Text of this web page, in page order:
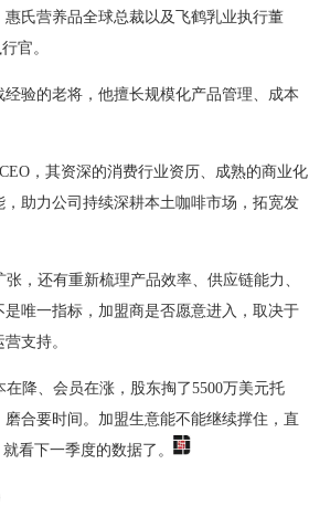
氏营养品全球总裁以及飞鹤乳业执行董
官。
验的老将，他擅长规模化产品管理、成本
，其资深的消费行业资历、成熟的商业化
助力公司持续深耕本土咖啡市场，拓宽发
，还有重新梳理产品效率、供应链能力、
唯一指标，加盟商是否愿意进入，取决于
支持。
降、会员在涨，股东掏了5500万美元托
合要时间。加盟生意能不能继续撑住，直
看下一季度的数据了。